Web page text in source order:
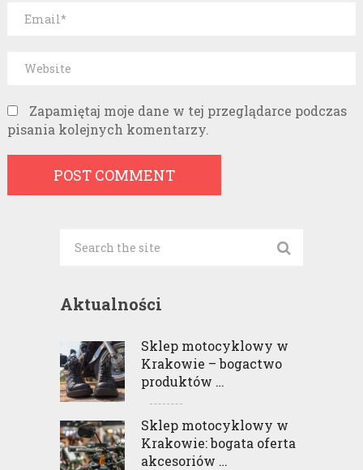
Zapamiętaj moje dane w tej przeglądarce podczas
pisania kolejnych komentarzy.
Aktualności
Sklep motocyklowy w
Krakowie – bogactwo
produktów …
Sklep motocyklowy w
Krakowie: bogata oferta
akcesoriów …